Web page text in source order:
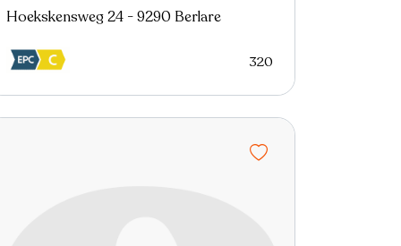
Hoekskensweg 24 - 9290 Berlare
320